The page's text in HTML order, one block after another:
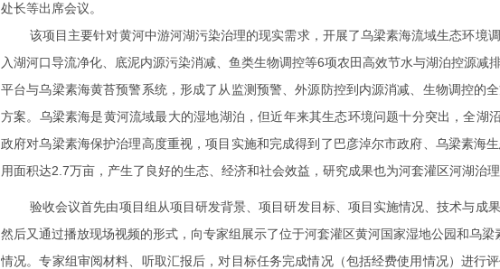
处长等出席会议。
该项目主要针对黄河中游河湖污染治理的现实需求，开展了乌梁素海流域生态环境
入湖河口导流净化、底泥内源污染消减、鱼类生物调控等6项农田高效节水与湖泊控源减
平台与乌梁素海黄苔预警系统，形成了从监测预警、外源防控到内源消减、生物调控的
方案。乌梁素海是黄河流域最大的湿地湖泊，但近年来其生态环境问题十分突出，全湖
政府对乌梁素海保护治理高度重视，项目实施和完成得到了巴彦淖尔市政府、乌梁素海
用面积达2.7万亩，产生了良好的生态、经济和社会效益，研究成果也为河套灌区河湖治
验收会议首先由项目组从项目研发背景、项目研发目标、项目实施情况、技术与成
然后又通过播放现场视频的形式，向专家组展示了位于河套灌区黄河国家湿地公园和乌梁
情况。专家组审阅材料、听取汇报后，对目标任务完成情况（包括经费使用情况）进行